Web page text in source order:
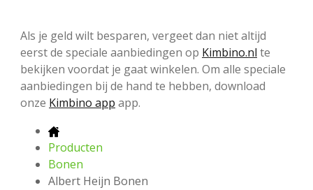
Als je geld wilt besparen, vergeet dan niet altijd
eerst de speciale aanbiedingen op Kimbino.nl te
bekijken voordat je gaat winkelen. Om alle speciale
aanbiedingen bij de hand te hebben, download
onze Kimbino app app.
Producten
Bonen
Albert Heijn Bonen